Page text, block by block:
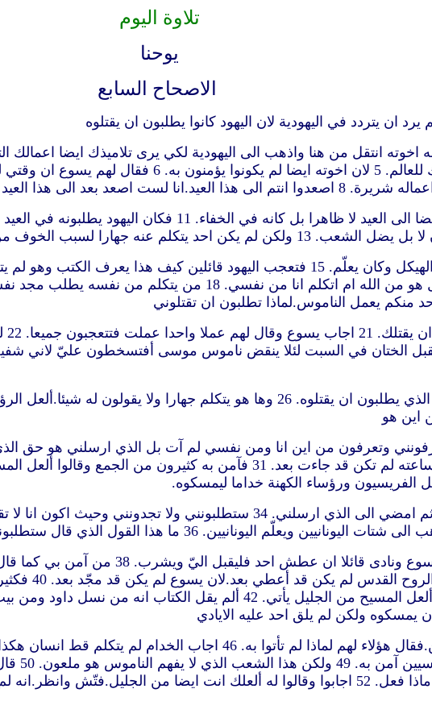
تلاوة اليوم
يوحنا
الاصحاح السابع
بعد. 9 قال لهم هذا ومكث في الجليل
عنه جهارا لسبب الخوف من اليهود
ان شاء احد ان يعمل مشيئته يعرف التعليم هل هو من الله
اين هو
الفريسيون ورؤساء الكهنة خداما ليمسكوه.
القول الذي قال ستطلبونني ولا تجدونني وحيث اكون انا لا تقدرون انتم ان تأتوا
الذي كان
كل واحد الى بيته” (يوحنا 7: